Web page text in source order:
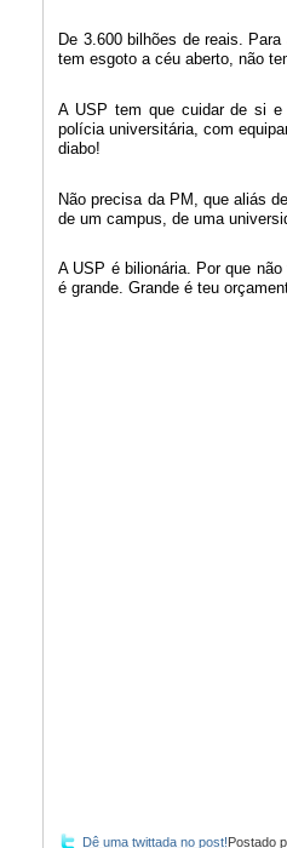
De 3.600 bilhões de reais.
tem esgoto a céu aberto, não
A USP tem que cuidar de si e
polícia universitária, com
diabo!
Não precisa da PM, que aliás
de um campus, de uma
A USP é bilionária. Por que
é grande. Grande é teu
Dê uma twittada no post!Postado